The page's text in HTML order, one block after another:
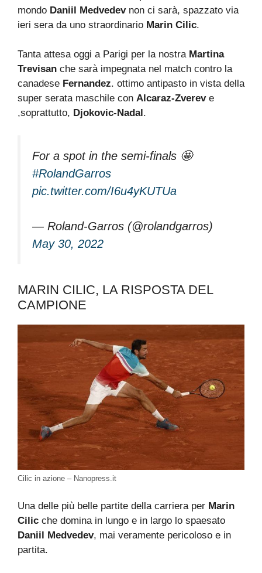
mondo Daniil Medvedevnon ci sarà, spazzato via
ieri sera da uno straordinario Marin Cilic.
Tanta attesa oggi a Parigi per la nostra Martina
Trevisan che sarà impegnata nel match contro la
canadese Fernandez. ottimo antipasto in vista della
super serata maschile con Alcaraz-Zvereve
,soprattutto, Djokovic-Nadal .
For a spot in the semi-finals 🤩
#RolandGarros
pic.twitter.com/I6u4yKUTUa
— Roland-Garros (@rolandgarros)
May 30, 2022
MARIN CILIC, LA RISPOSTA DEL
CAMPIONE
Cilic in azione – Nanopress.it
Una delle più belle partite della carriera per Marin
Cilic che domina in lungo e in largo lo spaesato
Daniil Medvedev, mai veramente pericoloso e in
partita.